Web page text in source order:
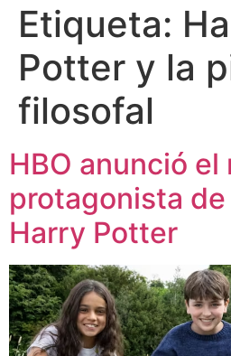
Etiqueta:
Potter y la
filosofal
HBO anunció
protagonista
Harry Potter